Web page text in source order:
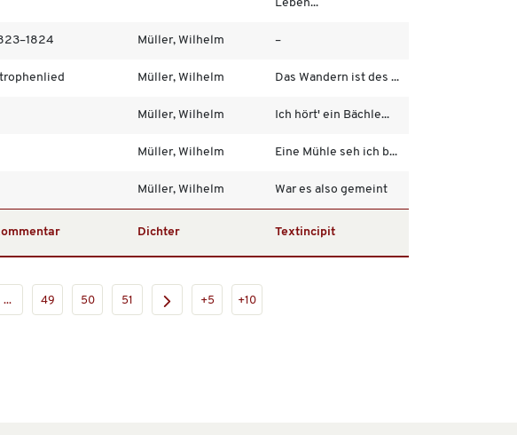
Leben...
Müller, Wilhelm –
Müller, Wilhelm Das Wandern ist des ...
Müller, Wilhelm Ich hört' ein Bächle...
Müller, Wilhelm Eine Mühle seh ich b...
Müller, Wilhelm War es also gemeint
Dichter Textincipit
... 49 50 51 +5 +10